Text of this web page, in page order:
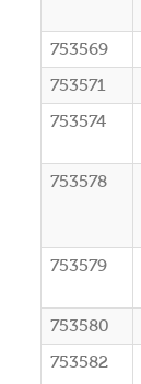
753569
753571
753574
753578
753579
753580
753582